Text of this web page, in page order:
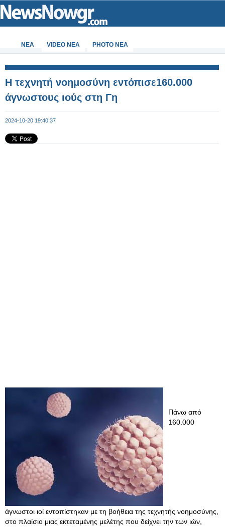
ΝΕΑ VIDEO NEA PHOTO NEA
Η τεχνητή νοημοσύνη εντόπισε160.000
άγνωστους ιούς στη Γη
2024-10-20 19:40:37
Πάνω από
160.000
άγνωστοι ιοί εντοπίστηκαν με τη βοήθεια της τεχνητής νοημοσύνης,
στο πλαίσιο μιας εκτεταμένης μελέτης που δείχνει την των ιών,